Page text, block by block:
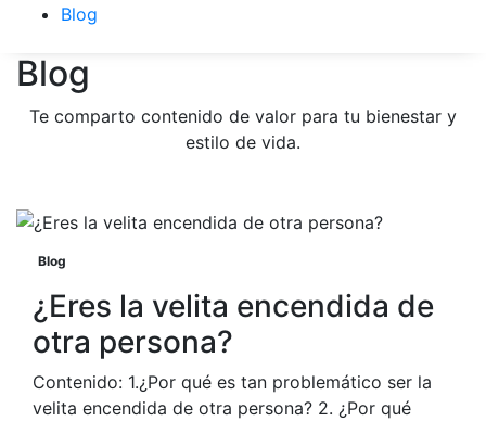
Blog
Blog
Te comparto contenido de valor para tu bienestar y
estilo de vida.
Blog
¿Eres la velita encendida de
otra persona?
Contenido: 1.¿Por qué es tan problemático ser la
velita encendida de otra persona? 2. ¿Por qué